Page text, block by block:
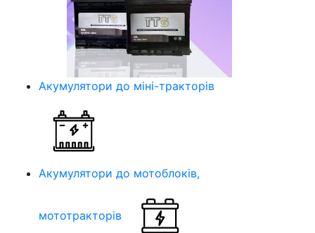
Акумулятори до міні-тракторів
Акумулятори до мотоблоків,
мототракторів